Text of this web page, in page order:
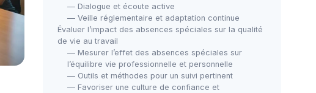
— Dialogue et écoute active
— Veille réglementaire et adaptation continue
Évaluer l’impact des absences spéciales sur la qualité
de vie au travail
— Mesurer l’effet des absences spéciales sur
l’équilibre vie professionnelle et personnelle
— Outils et méthodes pour un suivi pertinent
— Favoriser une culture de confiance et